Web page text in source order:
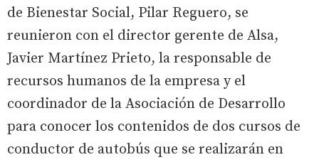
de Bienestar Social, Pilar Reguero, se
reunieron con el director gerente de Alsa,
Javier Martínez Prieto, la responsable de
recursos humanos de la empresa y el
coordinador de la Asociación de Desarrollo
para conocer los contenidos de dos cursos de
conductor de autobús que se realizarán en